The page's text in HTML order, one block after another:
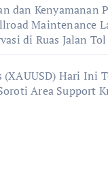
dan Kenyamanan
Maintenance
di Ruas Jalan
(XAUUSD) Hari Ini
Area Support